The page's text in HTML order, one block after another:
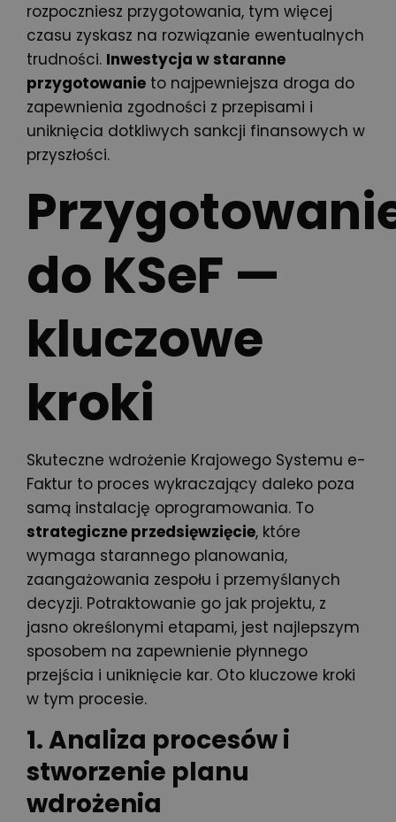
rozpoczniesz przygotowania, tym więcej
czasu zyskasz na rozwiązanie ewentualnych
trudności. Inwestycja w staranne
przygotowanie to najpewniejsza droga do
zapewnienia zgodności z przepisami i
uniknięcia dotkliwych sankcji finansowych w
przyszłości.
do KSeF —
kluczowe
kroki
Skuteczne wdrożenie Krajowego Systemu e-
Faktur to proces wykraczający daleko poza
samą instalację oprogramowania. To
strategiczne przedsięwzięcie, które
wymaga starannego planowania,
zaangażowania zespołu i przemyślanych
decyzji. Potraktowanie go jak projektu, z
jasno określonymi etapami, jest najlepszym
sposobem na zapewnienie płynnego
przejścia i uniknięcie kar. Oto kluczowe kroki
w tym procesie.
1. Analiza procesów i
stworzenie planu
wdrożenia